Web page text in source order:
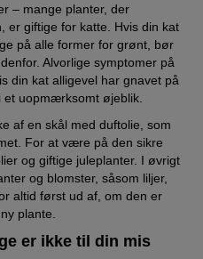
– mange planter, der
er giftige for katte. Hvis din kat
på alle former for grønt, bør
Alvorlige symptomer på
din kat alligevel har gnavet på
uopmærksomt øjeblik.
af en skål med duftolie, som
For at være på den sikre
og giftige juleplanter. I øvrigt
og blomster, såsom liljer,
altid først ud af, om den er
plante.
er ikke til din mis